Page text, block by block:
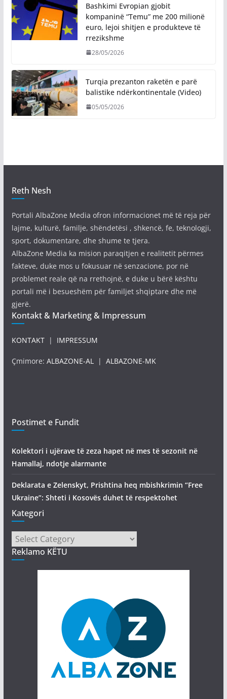
Bashkimi Evropian gjobit
kompaninë “Temu” me 200 milionë
euro, lejoi shitjen e produkteve të
rrezikshme
28/05/2026
Turqia prezanton raketën e parë
balistike ndërkontinentale (Video)
05/05/2026
Reth Nesh
Portali AlbaZone Media ofron informacionet më të reja për
lajme, kulturë, familje, shëndetësi , shkencë, fe, teknologji,
sport, dokumentare, dhe shume te tjera.
AlbaZone Media ka mision paraqitjen e realitetit përmes
fakteve, duke mos u fokusuar në senzacione, por në
problemet reale që na rrethojnë, e duke u bërë kështu
portali më i besueshëm për familjet shqiptare dhe më
gjerë.
Kontakt & Marketing & Impressum
KONTAKT| IMPRESSUM
Çmimore: ALBAZONE-AL | ALBAZONE-MK
Postimet e Fundit
Kolektori i ujërave të zeza hapet në mes të sezonit në
Hamallaj, ndotje alarmante
Deklarata e Zelenskyt, Prishtina heq mbishkrimin “Free
Ukraine”: Shteti i Kosovës duhet të respektohet
Kategori
Kategori
Reklamo KËTU